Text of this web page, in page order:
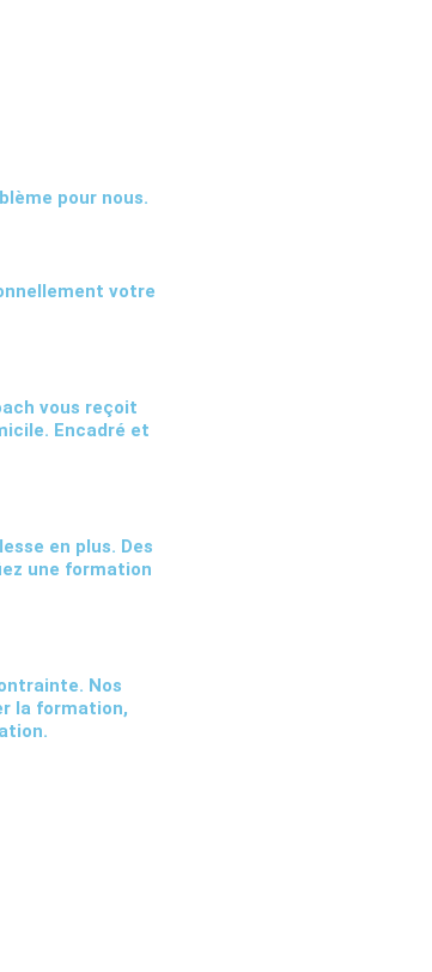
pour nous.
votre
vous reçoit
Encadré et
en plus. Des
une formation
Nos
la formation,